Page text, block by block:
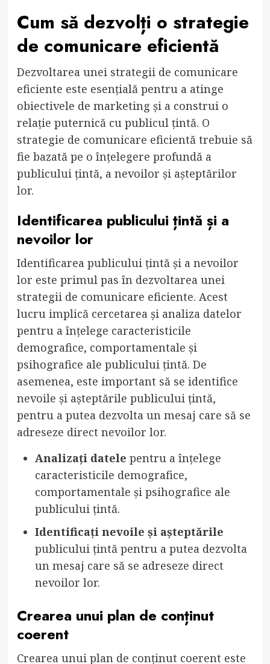
Cum să dezvolți o strategie
de comunicare eficientă
Dezvoltarea unei strategii de comunicare
eficiente este esențială pentru a atinge
obiectivele de marketing și a construi o
relație puternică cu publicul țintă. O
strategie de comunicare eficientă trebuie să
fie bazată pe o înțelegere profundă a
publicului țintă, a nevoilor și așteptărilor
lor.
Identificarea publicului țintă și a
nevoilor lor
Identificarea publicului țintă și a nevoilor
lor este primul pas în dezvoltarea unei
strategii de comunicare eficiente. Acest
lucru implică cercetarea și analiza datelor
pentru a înțelege caracteristicile
demografice, comportamentale și
psihografice ale publicului țintă. De
asemenea, este important să se identifice
nevoile și așteptările publicului țintă,
pentru a putea dezvolta un mesaj care să se
adreseze direct nevoilor lor.
Analizați datele pentru a înțelege
caracteristicile demografice,
comportamentale și psihografice ale
publicului țintă.
Identificați nevoile și așteptările
publicului țintă pentru a putea dezvolta
un mesaj care să se adreseze direct
nevoilor lor.
Crearea unui plan de conținut
coerent
Crearea unui plan de conținut coerent este